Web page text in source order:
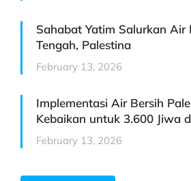
Sahabat Yatim Salurkan Air
Tengah, Palestina
February 13, 2026
Implementasi Air Bersih
Kebaikan untuk 3.600 Jiwa
February 13, 2026